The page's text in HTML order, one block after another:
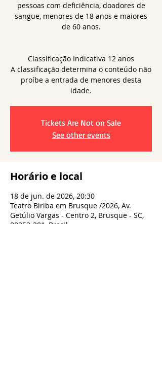
pessoas com deficiência, doadores de
sangue, menores de 18 anos e maiores
de 60 anos.
Classificação Indicativa 12 anos
A classificação determina o conteúdo não
proíbe a entrada de menores desta
idade.
Tickets Are Not on Sale
See other events
Horário e local
18 de jun. de 2026, 20:30
Teatro Biriba em Brusque /2026, Av.
Getúlio Vargas - Centro 2, Brusque - SC,
88353-201, Brasil